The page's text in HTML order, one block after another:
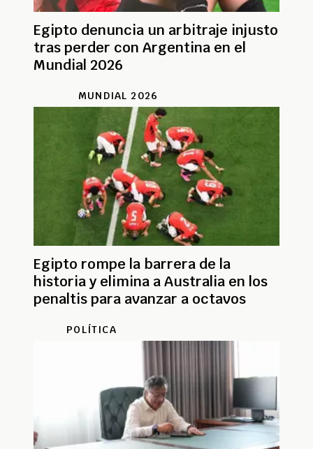
Egipto denuncia un arbitraje injusto
tras perder con Argentina en el
Mundial 2026
MUNDIAL 2026
Egipto rompe la barrera de la
historia y elimina a Australia en los
penaltis para avanzar a octavos
POLÍTICA